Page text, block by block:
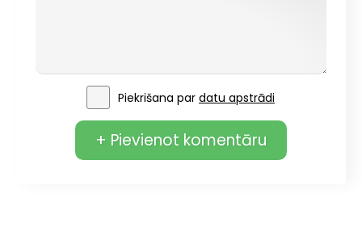
Piekrišana par datu apstrādi
+ Pievienot komentāru